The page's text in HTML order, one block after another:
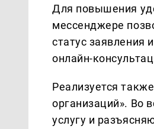
Для повышения
мессенджере
статус заявления
онлайн-
Реализуется
организаций». Во
услугу и